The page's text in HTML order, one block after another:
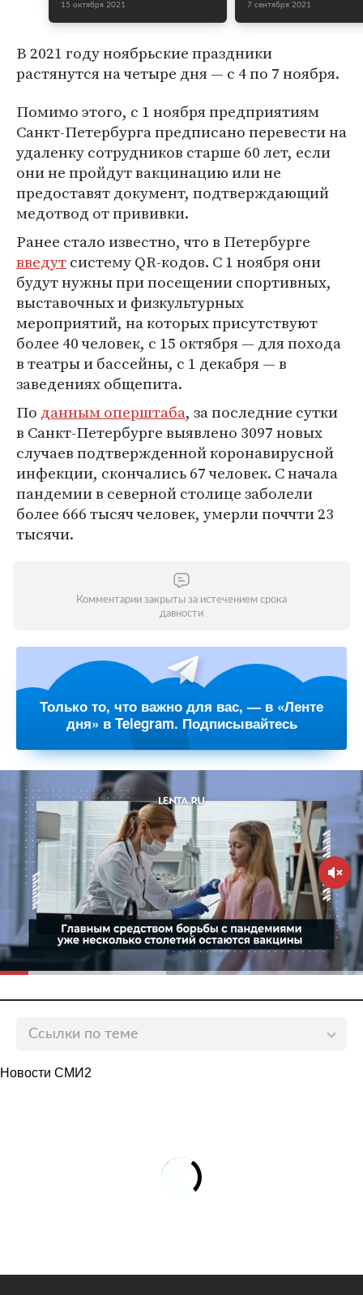
15 октября 2021 7 сентября 2021
В 2021 году ноябрьские праздники
растянутся на четыре дня — с 4 по 7 ноября.
Помимо этого, с 1 ноября предприятиям
Санкт-Петербурга предписано перевести на
удаленку сотрудников старше 60 лет, если
они не пройдут вакцинацию или не
предоставят документ, подтверждающий
медотвод от прививки.
Ранее стало известно, что в Петербурге
введутсистему QR-кодов. С 1 ноября они
будут нужны при посещении спортивных,
выставочных и физкультурных
мероприятий, на которых присутствуют
более 40 человек, с 15 октября — для похода
в театры и бассейны, с 1 декабря — в
заведениях общепита.
По данным оперштаба, за последние сутки
в Санкт-Петербурге выявлено 3097 новых
случаев подтвержденной коронавирусной
инфекции, скончались 67 человек. С начала
пандемии в северной столице заболели
более 666 тысяч человек, умерли поччти 23
тысячи.
Комментарии закрыты за истечением срока
давности
Только то, что важно для вас, — в «Ленте
дня» в Telegram. Подписывайтесь
Ссылки по теме
посещения общественных мест
Вирусолог объяснил увеличение числа смертей
Новости СМИ2